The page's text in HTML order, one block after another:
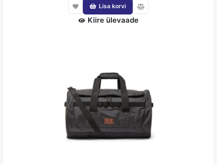
Lisa korvi
Kiire ülevaade